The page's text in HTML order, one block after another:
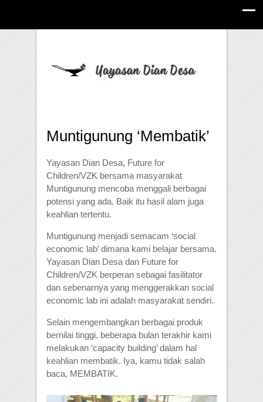
Muntigunung ‘Membatik’
Yayasan Dian Desa, Future for
Children/VZK bersama masyarakat
Muntigunung mencoba menggali berbagai
potensi yang ada. Baik itu hasil alam juga
keahlian tertentu.
Muntigunung menjadi semacam ‘social
economic lab’ dimana kami belajar bersama.
Yayasan Dian Desa dan Future for
Children/VZK berperan sebagai fasilitator
dan sebenarnya yang menggerakkan social
economic lab ini adalah masyarakat sendiri.
Selain mengembangkan berbagai produk
bernilai tinggi, beberapa bulan terakhir kami
melakukan ‘capacity building’ dalam hal
keahlian membatik. Iya, kamu tidak salah
baca, MEMBATIK.